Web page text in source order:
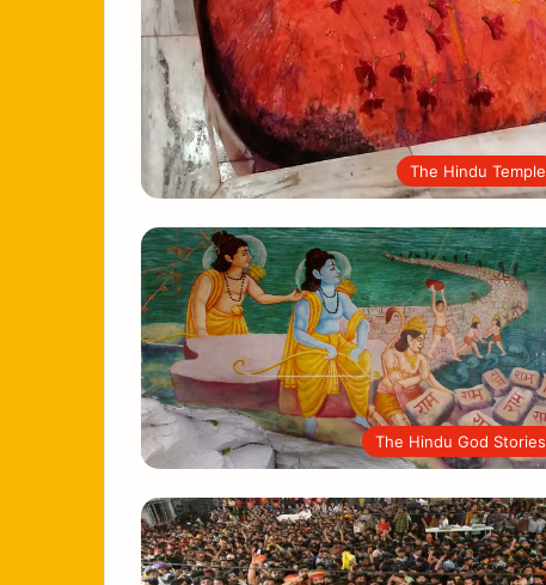
The Hindu Temple
The Hindu God Stories